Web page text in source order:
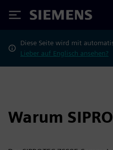
Siemens
Diese Seite wird mit
Lieber auf Englisch ansehen?
Warum